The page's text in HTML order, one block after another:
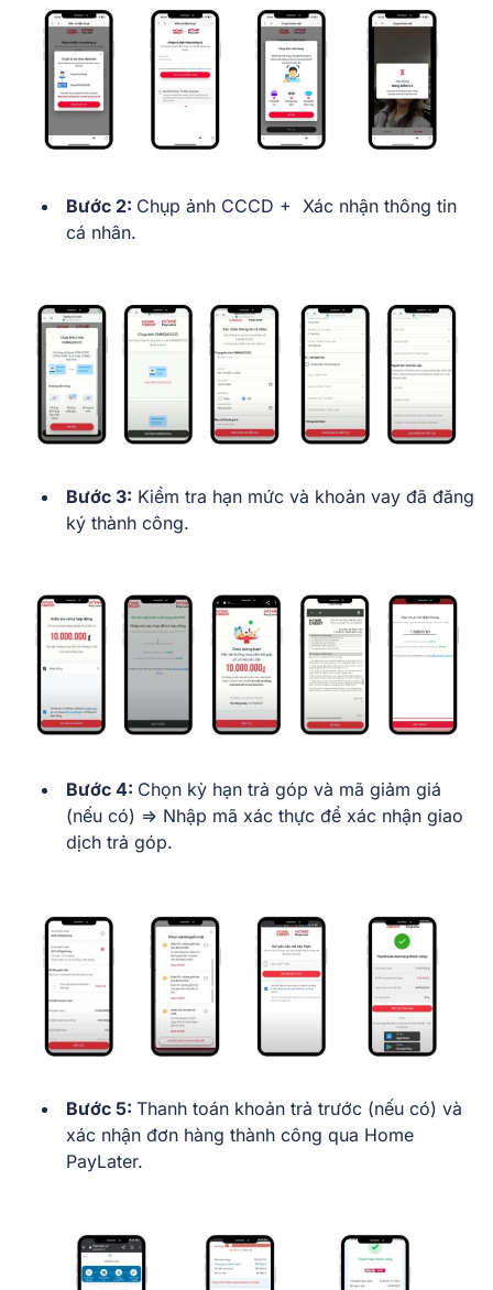
Bước 2: Chụp ảnh CCCD + Xác nhận thông tin
cá nhân.
Bước 3: Kiểm tra hạn mức và khoản vay đã đăng
ký thành công.
Bước 4: Chọn kỳ hạn trả góp và mã giảm giá
(nếu có) => Nhập mã xác thực để xác nhận giao
dịch trả góp.
Bước 5: Thanh toán khoản trả trước (nếu có) và
xác nhận đơn hàng thành công qua Home
PayLater.